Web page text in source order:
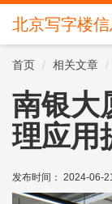
北京写字楼信
首页 相关文章
南银大
理应用
发布时间： 2024-06-